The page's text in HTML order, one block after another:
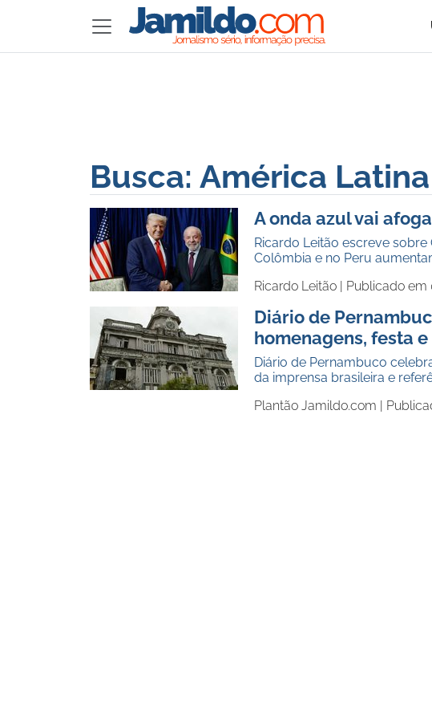
Busca: América Latina
A onda azul vai
Ricardo Leitão escreve sobre
Colômbia e no Peru
Ricardo Leitão | Publicado em
Diário de
homenagens, festa
Diário de Pernambuco
da imprensa brasileira e
Plantão Jamildo.com |